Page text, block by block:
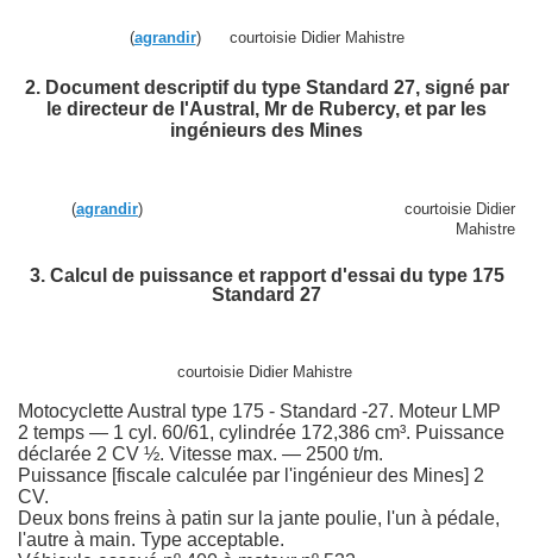
(agrandir) courtoisie Didier Mahistre
2. Document descriptif du type Standard 27, signé par
le directeur de l'Austral, Mr de Rubercy, et par les
ingénieurs des Mines
(agrandir) courtoisie Didier
Mahistre
3. Calcul de puissance et rapport d'essai du type 175
Standard 27
courtoisie Didier Mahistre
Motocyclette Austral type 175 - Standard -27. Moteur LMP
2 temps — 1 cyl. 60/61, cylindrée 172,386 cm³. Puissance
déclarée 2 CV ½. Vitesse max. — 2500 t/m.
Puissance [fiscale calculée par l'ingénieur des Mines] 2
CV.
Deux bons freins à patin sur la jante poulie, l'un à pédale,
l'autre à main. Type acceptable.
sur l'apparence des motos Austral.